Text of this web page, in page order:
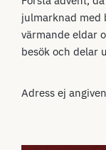
julmarknad med
värmande eldar
besök och delar
Adress ej angiven